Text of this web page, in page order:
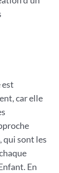
est
car elle
qui sont les
En